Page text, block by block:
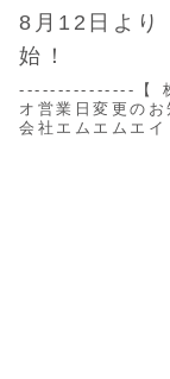
8月12日より
始！
---------------【 株
オ営業日変更の
会社エムエムエ